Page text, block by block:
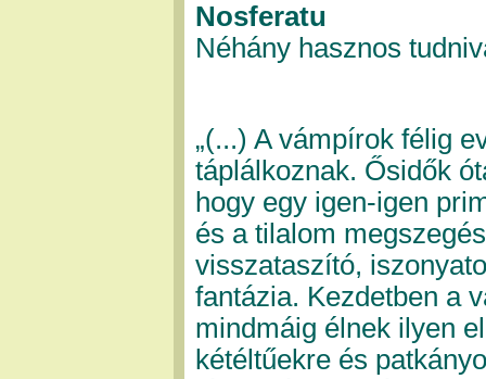
Nosferatu
Néhány hasznos
„(...) A vámpírok félig
táplálkoznak. Ősidők
hogy egy igen-igen
és a tilalom
visszataszító,
fantázia. Kezdetben a
mindmáig élnek ilyen
kétéltűekre és